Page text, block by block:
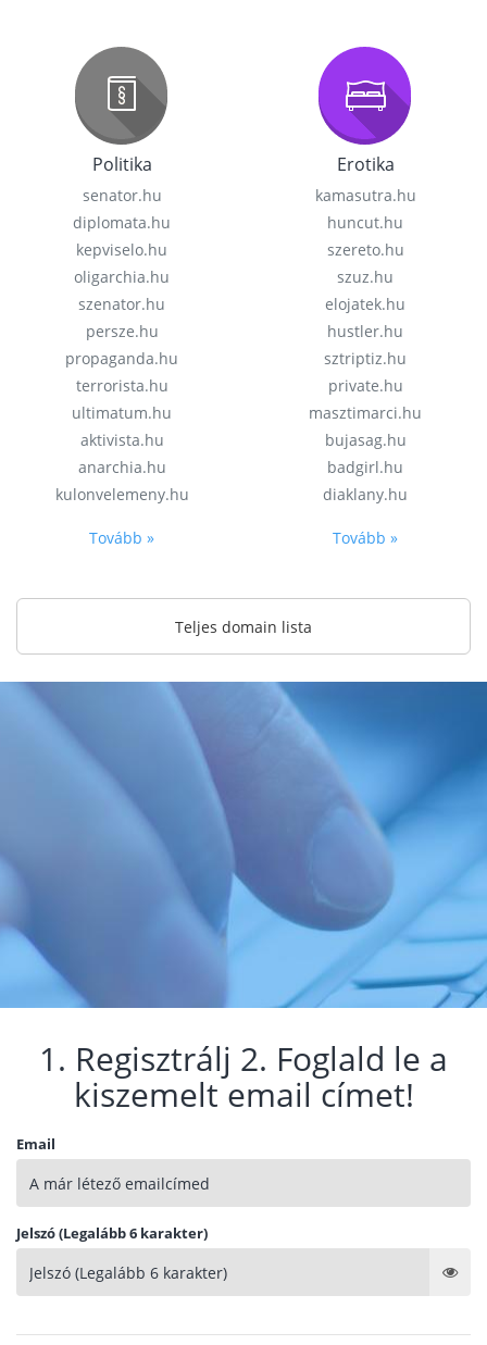
Politika
senator.hu
diplomata.hu
kepviselo.hu
oligarchia.hu
szenator.hu
persze.hu
propaganda.hu
terrorista.hu
ultimatum.hu
aktivista.hu
anarchia.hu
kulonvelemeny.hu
Tovább »
Erotika
kamasutra.hu
huncut.hu
szereto.hu
szuz.hu
elojatek.hu
hustler.hu
sztriptiz.hu
private.hu
masztimarci.hu
bujasag.hu
badgirl.hu
diaklany.hu
Tovább »
Teljes domain lista
1. Regisztrálj 2. Foglald le a
kiszemelt email címet!
Email
Jelszó (Legalább 6 karakter)